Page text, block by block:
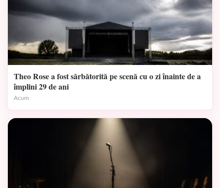
Theo Rose a fost sărbătorită pe scenă cu o zi înainte de a
împlini 29 de ani
Acum